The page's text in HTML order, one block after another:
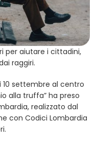
per aiutare i cittadini,
raggiri.
settembre al centro
alla truffa” ha preso
realizzato dal
con Codici Lombardia